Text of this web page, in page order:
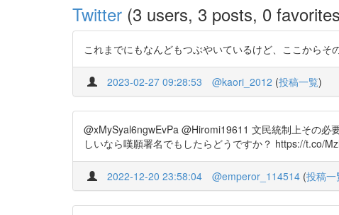
Twitter (3 users, 3 posts, 0
これまでにもなんどもつぶやいているけど、ここから
2023-02-27 09:28:53 @kaori_2012 (投稿一覧)
@xMySyal6ngwEvPa @Hiromi19611 文民統制上その必
しいなら嘆願署名でもしたらどうですか？ https://t.co/
2022-12-20 23:58:04 @emperor_114514 (投稿一